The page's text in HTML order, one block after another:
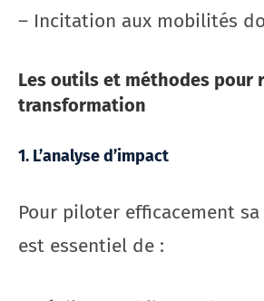
– Incitation aux mobilités
Les outils et méthodes pour
transformation
1. L’analyse d’impact
Pour piloter efficacement
est essentiel de :